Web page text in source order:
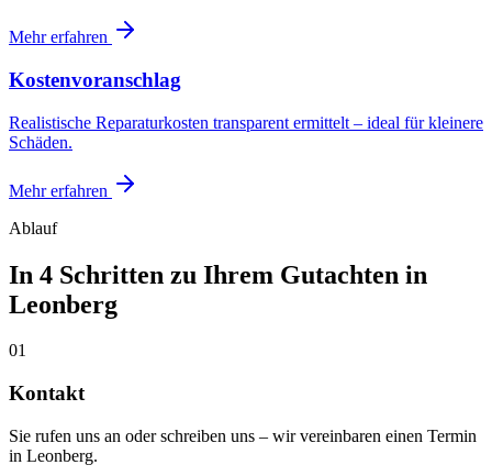
Mehr erfahren
Kostenvoranschlag
Realistische Reparaturkosten transparent ermittelt – ideal für kleinere
Schäden.
Mehr erfahren
Ablauf
In 4 Schritten zu Ihrem Gutachten in
Leonberg
01
Kontakt
Sie rufen uns an oder schreiben uns – wir vereinbaren einen Termin
in Leonberg.